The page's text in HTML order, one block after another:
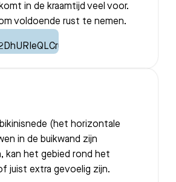
in de kraamtijd veel voor.
voldoende rust te nemen.
(het horizontale
in de buikwand zijn
kan het gebied rond het
juist extra gevoelig zijn.